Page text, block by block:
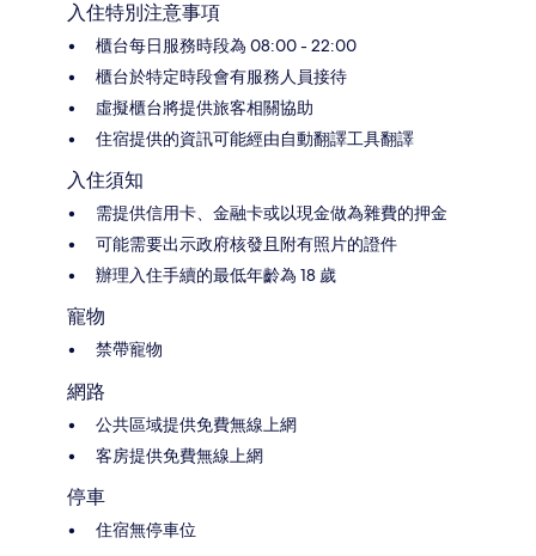
入住特別注意事項
櫃台每日服務時段為 08:00 - 22:00
櫃台於特定時段會有服務人員接待
虛擬櫃台將提供旅客相關協助
住宿提供的資訊可能經由自動翻譯工具翻譯
入住須知
需提供信用卡、金融卡或以現金做為雜費的押金
可能需要出示政府核發且附有照片的證件
辦理入住手續的最低年齡為 18 歲
寵物
禁帶寵物
網路
公共區域提供免費無線上網
客房提供免費無線上網
停車
住宿無停車位